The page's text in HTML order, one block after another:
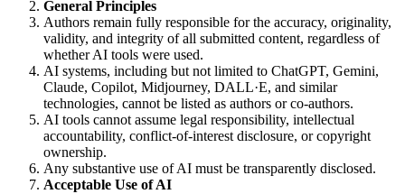
General Principles
Authors remain fully responsible for the accuracy, originality,
validity, and integrity of all submitted content, regardless of
whether AI tools were used.
AI systems, including but not limited to ChatGPT, Gemini,
Claude, Copilot, Midjourney, DALL·E, and similar
technologies, cannot be listed as authors or co-authors.
AI tools cannot assume legal responsibility, intellectual
accountability, conflict-of-interest disclosure, or copyright
ownership.
Any substantive use of AI must be transparently disclosed.
Acceptable Use of AI